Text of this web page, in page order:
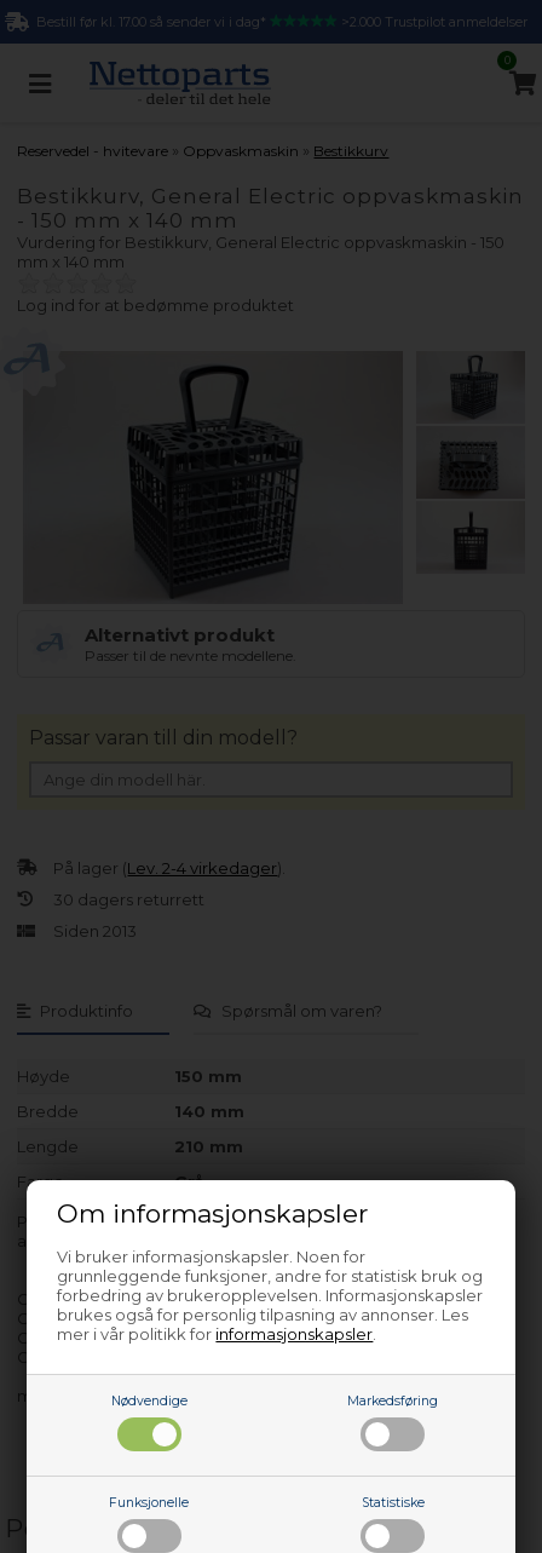
Om informasjonskapsler
Vi bruker informasjonskapsler. Noen for
grunnleggende funksjoner, andre for statistisk bruk og
forbedring av brukeropplevelsen. Informasjonskapsler
brukes også for personlig tilpasning av annonser. Les
mer i vår politikk for informasjonskapsler
Nødvendige Markedsføring
Funksjonelle Statistiske
Bestill før kl. 17.00 så sender vi i dag* >2.000 Trustpilot anmeldelser
0
Reservedel - hvitevare » Oppvaskmaskin » Bestikkurv
Bestikkurv, General Electric oppvaskmaskin
- 150 mm x 140 mm
Vurdering for Bestikkurv, General Electric oppvaskmaskin - 150
mm x 140 mm
Log ind for at bedømme produktet
Alternativt produkt
Passer til de nevnte modellene.
Produktinfo Spørsmål om varen?
Høyde
150 mm
Bredde
140 mm
Lengde
210 mm
Farge
Grå
Produktet er kun egnet til modeller med produsentnr som
angitt etter bindestrek.
GEK461EGXW - 32000294
GEK462EGXB - 32900115
GSH5530TXWW - 32000167
GSH5530ZXWW - 32000168
med flere…
På lager (Lev. 2-4 virkedager).
30 dagers returrett
Siden 2013
Passar varan till din modell?
Populære relaterte produkter